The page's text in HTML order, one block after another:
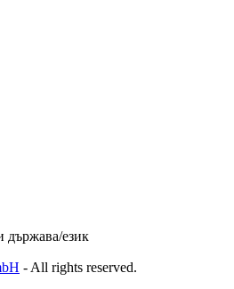
държава/език
- All rights reserved.